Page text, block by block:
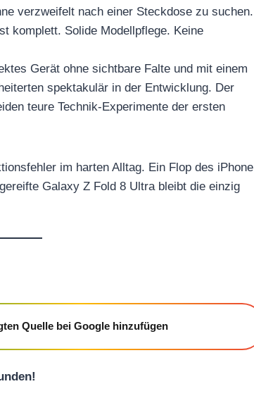
verzweifelt nach einer Steckdose zu suchen.
komplett. Solide Modellpflege. Keine
Gerät ohne sichtbare Falte und mit einem
spektakulär in der Entwicklung. Der
teure Technik-Experimente der ersten
im harten Alltag. Ein Flop des iPhone
Galaxy Z Fold 8 Ultra bleibt die einzig
Quelle bei Google hinzufügen